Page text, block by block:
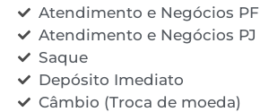
Atendimento e Negócios PF
Atendimento e Negócios PJ
Saque
Depósito Imediato
Câmbio (Troca de moeda)